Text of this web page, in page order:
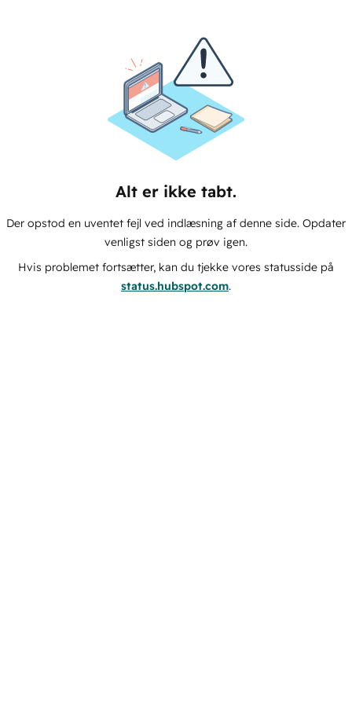
Alt er ikke tabt.
Der opstod en uventet fejl ved indlæsning af denne side. Opdater
venligst siden og prøv igen.
Hvis problemet fortsætter, kan du tjekke vores statusside på
status.hubspot.com.